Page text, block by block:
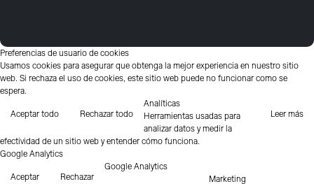
Preferencias de usuario de cookies
Usamos cookies para asegurar que obtenga la mejor experiencia en nuestro sitio
web. Si rechaza el uso de cookies, este sitio web puede no funcionar como se
espera.
Aceptar todo Rechazar todo Leer más
Analíticas
Herramientas usadas para
analizar datos y medir la
efectividad de un sitio web y entender cómo funciona.
Google Analytics
Aceptar Rechazar
Google Analytics
Marketing